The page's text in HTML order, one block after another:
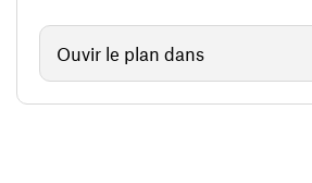
Ouvir le plan dans